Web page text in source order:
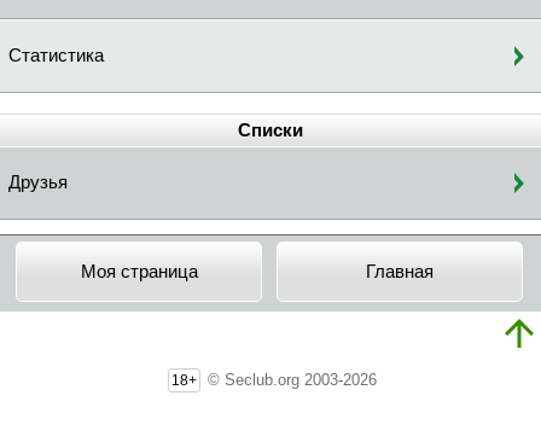
Статистика
Списки
Друзья
Моя страница Главная
18+ © Seclub.org 2003-2026